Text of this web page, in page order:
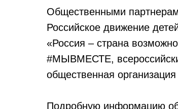
Общественными
Российское движение
«Россия – страна
#МЫВМЕСТЕ,
общественная
Подробную информацию